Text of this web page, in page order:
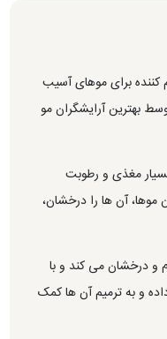
کننده برای موهای آسیب
بهترین آرایشگران مو
روغن بسیار مغذی و رطوبت
آن ها را درخشان،
و درخشان می کند و با
و به ترمیم آن ها کمک